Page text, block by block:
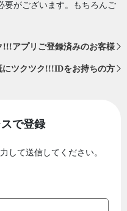
要がございます。もちろんご
!!!アプリご登録済みのお客様
にツクツク!!!IDをお持ちの方
で登録
して送信してください。